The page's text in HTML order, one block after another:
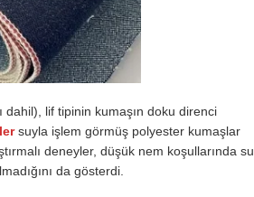
dahil), lif tipinin kumaşın doku direnci
suyla işlem görmüş polyester kumaşlar
deneyler, düşük nem koşullarında su
da gösterdi.